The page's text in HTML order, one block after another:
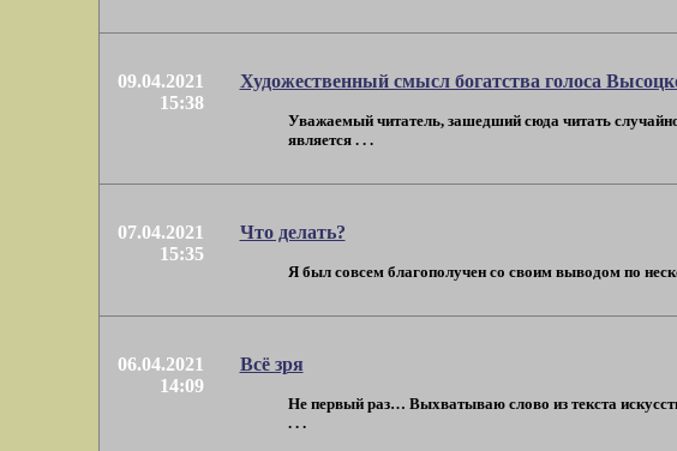
09.04.2021
15:38
Художественный смысл богатства голоса
Уважаемый читатель, зашедший сюда читать
является . . .
07.04.2021
15:35
Что делать?
Я был совсем благополучен со своим выводом по
06.04.2021
14:09
Всё зря
Не первый раз… Выхватываю слово из текста
. . .